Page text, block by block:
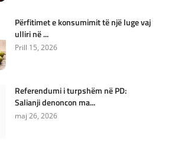
Përfitimet e konsumimit të një luge vaj
ulliri në ...
Prill 15, 2026
Referendumi i turpshëm në PD:
Salianji denoncon ma...
maj 26, 2026